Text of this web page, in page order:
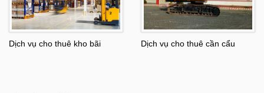
Dịch vụ cho thuê kho bãi Dịch vụ cho thuê cần cẩu